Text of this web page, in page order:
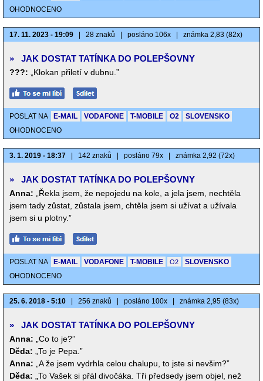
OHODNOCENO
17. 11. 2023 - 19:09 28 znaků posláno 106x známka 2,83 (82x)
» JAK DOSTAT TATÍNKA DO POLEPŠOVNY
???: „Klokan přiletí v dubnu.”
POSLAT NA E-MAIL VODAFONE T-MOBILE O2
SLOVENSKO
OHODNOCENO
3. 1. 2019 - 18:37 142 znaků posláno 79x známka 2,92 (72x)
» JAK DOSTAT TATÍNKA DO POLEPŠOVNY
Anna:
„Řekla jsem, že nepojedu na kole, a jela jsem, nechtěla
jsem tady zůstat, zůstala jsem, chtěla jsem si užívat a užívala
jsem si u plotny.”
POSLAT NA E-MAIL VODAFONE T-MOBILE O2
SLOVENSKO
OHODNOCENO
25. 6. 2018 - 5:10 256 znaků posláno 100x známka 2,95 (83x)
» JAK DOSTAT TATÍNKA DO POLEPŠOVNY
Anna:
„Co to je?”
Děda:
„To je Pepa.”
Anna:
„A že jsem vydrhla celou chalupu, to jste si nevšim?”
Děda:
„To Vašek si přál divočáka. Tři předsedy jsem objel, než